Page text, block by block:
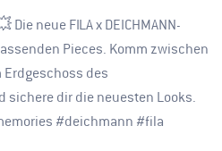
neue FILA x DEICHMANN-
Pieces. Komm zwischen
Erdgeschoss des
sichere dir die neuesten Looks.
#deichmann #fila